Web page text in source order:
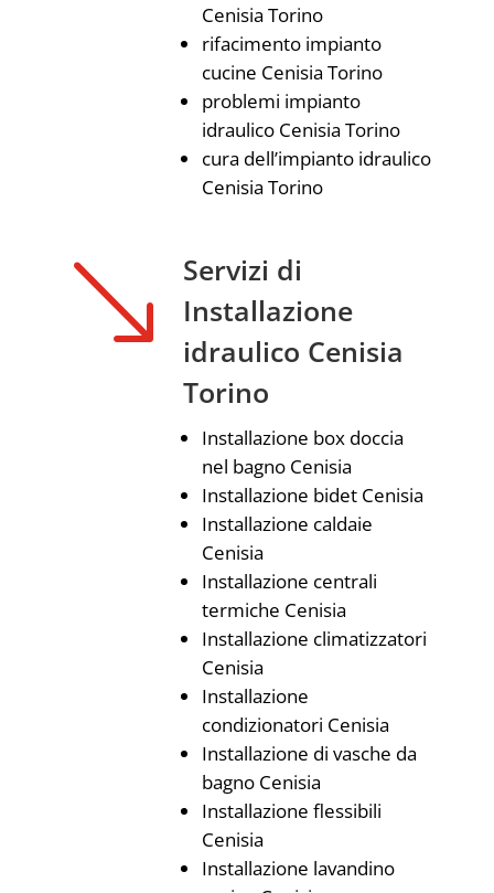
Cenisia Torino
rifacimento impianto
cucine Cenisia Torino
problemi impianto
idraulico Cenisia Torino
cura dell’impianto idraulico
Cenisia Torino
'
Servizi di
Installazione
idraulico Cenisia
Torino
Installazione box doccia
nel bagno Cenisia
Installazione bidet Cenisia
Installazione caldaie
Cenisia
Installazione centrali
termiche Cenisia
Installazione climatizzatori
Cenisia
Installazione
condizionatori Cenisia
Installazione di vasche da
bagno Cenisia
Installazione flessibili
Cenisia
Installazione lavandino